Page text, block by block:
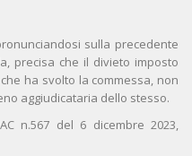
sulla precedente
precisa che il divieto imposto
ha svolto la commessa, non
aggiudicataria dello stesso.
n.567 del 6 dicembre 2023,